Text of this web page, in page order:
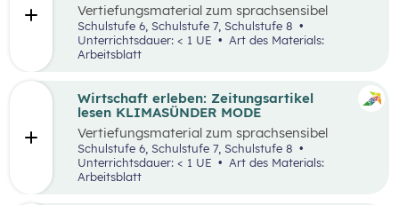
Vertiefungsmaterial zum sprachsensibel
aufbereiteten Zeitungsartikel “Will keiner
arbeiten?”.
Schulstufe 6, Schulstufe 7, Schulstufe 8
Unterrichtsdauer: < 1 UE
Arbeitsblatt
Wirtschaft erleben: Zeitungsartikel
lesen KLIMASÜNDER MODE
Vertiefungsmaterial zum sprachsensibel
aufbereiteten Zeitungsartikel “Klimasünder
Mode”.
Schulstufe 6, Schulstufe 7, Schulstufe 8
Unterrichtsdauer: < 1 UE
Arbeitsblatt